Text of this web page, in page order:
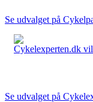
Se udvalget på
Cykelexperten.dk
Se udvalget på